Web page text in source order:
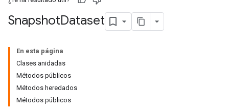
SnapshotDataset
En esta página
Clases anidadas
Métodos públicos
Métodos heredados
Métodos públicos